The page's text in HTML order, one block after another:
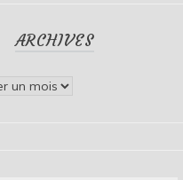
ARCHIVES